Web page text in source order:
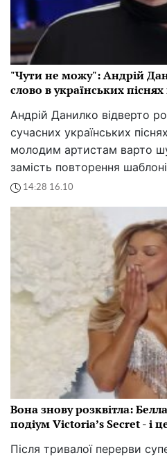
"Чути не можу": Андрій
слово в українських
Андрій Данилко відверто
сучасних українських
молодим артистам варто
замість повторення
14:28 16.10
Вона знову розквітла:
подіум Victoria’s Secret - і
Після тривалої перерви